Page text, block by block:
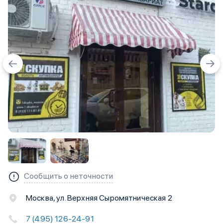
Москва, ул. Верхняя Сыромятническая 2
7 (495) 126-24-91
Сообщить о неточности